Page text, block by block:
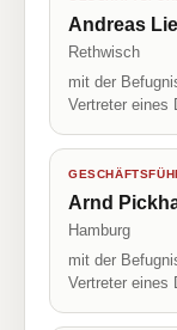
Andreas
Rethwisch
mit der
Vertreter eines
Arnd
Hamburg
mit der
Vertreter eines